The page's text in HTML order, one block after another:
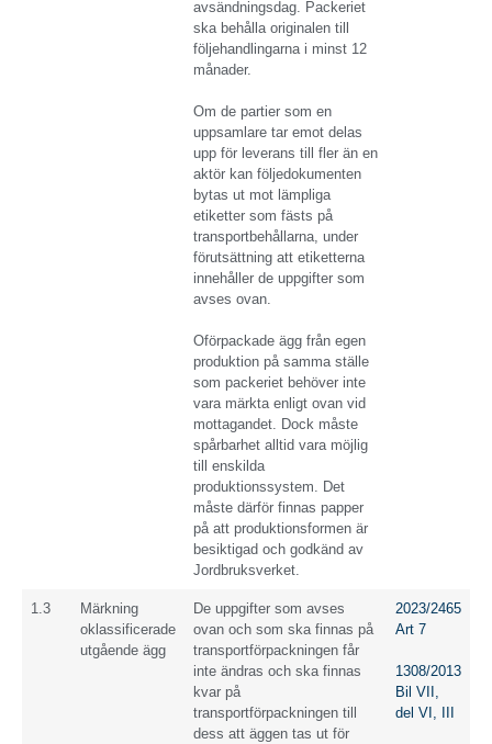
avsändningsdag. Packeriet
ska behålla originalen till
följehandlingarna i minst 12
månader.
Om de partier som en
uppsamlare tar emot delas
upp för leverans till fler än en
aktör kan följedokumenten
bytas ut mot lämpliga
etiketter som fästs på
transportbehållarna, under
förutsättning att etiketterna
innehåller de uppgifter som
avses ovan.
Oförpackade ägg från egen
produktion på samma ställe
som packeriet behöver inte
vara märkta enligt ovan vid
mottagandet. Dock måste
spårbarhet alltid vara möjlig
till enskilda
produktionssystem. Det
måste därför finnas papper
på att produktionsformen är
besiktigad och godkänd av
Jordbruksverket.
1.3
Märkning
oklassificerade
utgående ägg
De uppgifter som avses
ovan och som ska finnas på
transportförpackningen får
inte ändras och ska finnas
kvar på
transportförpackningen till
dess att äggen tas ut för
2023/2465
Art 7
1308/2013
Bil VII,
del VI, III